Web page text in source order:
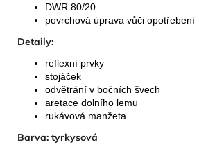
DWR 80/20
povrchová úprava vůči opotřebení
Detaily:
reflexní prvky
stojáček
odvětrání v bočních švech
aretace dolního lemu
rukávová manžeta
Barva: tyrkysová